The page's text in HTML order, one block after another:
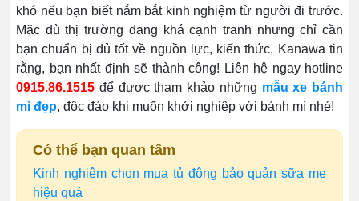
khó nếu bạn biết nắm bắt kinh nghiệm từ người đi trước.
Mặc dù thị trường đang khá cạnh tranh nhưng chỉ cần
bạn chuẩn bị đủ tốt về nguồn lực, kiến thức, Kanawa tin
rằng, bạn nhất định sẽ thành công! Liên hệ ngay hotline
0915.86.1515 để được tham khảo những mẫu xe bánh
mì đẹp, độc đáo khi muốn khởi nghiệp với bánh mì nhé!
Có thể bạn quan tâm
Kinh nghiệm chọn mua tủ đông bảo quản sữa mẹ
hiệu quả